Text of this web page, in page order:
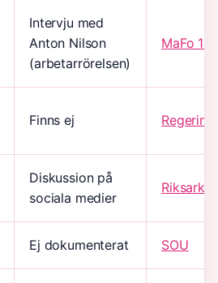
Intervju med
Anton Nilson
(arbetarrörelsen)
MaFo
Finns ej
Diskussion på
sociala medier
Ej dokumenterat SOU